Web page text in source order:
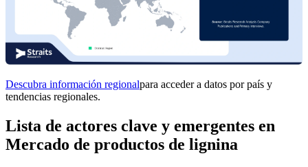
Descubra información regionalpara acceder a datos por país y
tendencias regionales.
Lista de actores clave y emergentes en
Mercado de productos de lignina